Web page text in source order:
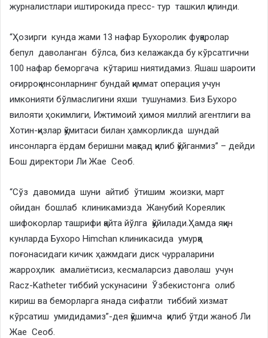
журналистлари иштирокида пресс- тур ташкил қилинди.
“Ҳозирги кунда жами 13 нафар Бухоролик фуқаролар
бепул даволанган бўлса, биз келажакда бу кўрсатгични
100 нафар беморгача кўтариш ниятидамиз. Яшаш шароити
оғирроқ инсонларнинг бундай қиммат операция учун
имконияти бўлмаслигини яхши тушунамиз. Биз Бухоро
вилояти ҳокимлиги, Ижтимоий ҳимоя миллий агентлиги ва
Хотин-қизлар қўмитаси билан ҳамкорликда шундай
инсонларга ёрдам беришни мақсад қилиб қўйганмиз” – дейди
Бош директори Ли Жае Сеоб.
“Сўз давомида шуни айтиб ўтишим жоизки, март
ойидан бошлаб клиникамизда Жанубий Кореялик
шифокорлар ташрифи қайта йўлга қўйилади.Ҳамда яқин
кунларда Бухоро Himchan клиникасида умурқа
поғонасидаги кичик ҳажмдаги диск чурраларини
жарроҳлик амалиётисиз, кесмаларсиз даволаш учун
Racz-Katheter тиббий ускунасини Ўзбекистонга олиб
кириш ва беморларга янада сифатли тиббий хизмат
кўрсатиш умидидамиз”-дея қўшимча қилиб ўтди жаноб Ли
Жае Сеоб.